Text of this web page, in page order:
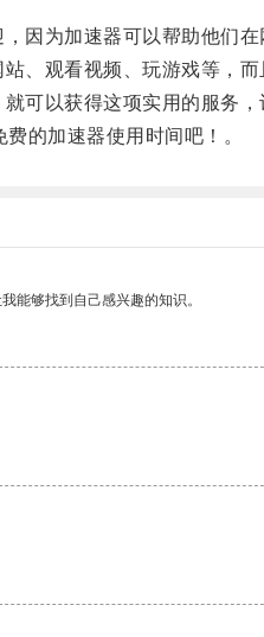
为加速器可以帮助他们在
观看视频、玩游戏等，而
以获得这项实用的服务，
的加速器使用时间吧！。
能够找到自己感兴趣的知识。